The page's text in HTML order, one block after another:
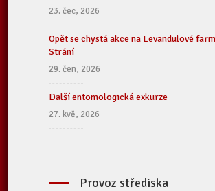
23. čec, 2026
Opět se chystá akce na Levandulové
Strání
29. čen, 2026
Další entomologická exkurze
27. kvě, 2026
Provoz střediska